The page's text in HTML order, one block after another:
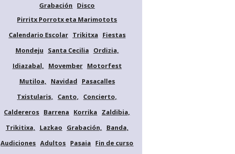
Grabación
Disco
Pirritx Porrotx eta Marimotots
Calendario Escolar Trikitxa
Fiestas
Mondeju
Santa Cecilia
Ordizia,
Idiazabal,
Movember Motorfest
Mutiloa,
Navidad
Pasacalles
Txistularis,
Canto,
Concierto,
Caldereros Barrena Korrika
Zaldibia,
Trikitixa,
Lazkao Grabación,
Banda,
Audiciones Adultos Pasaia
Fin de curso